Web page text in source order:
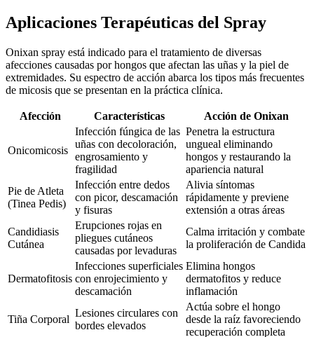
Aplicaciones Terapéuticas del Spray
Onixan spray está indicado para el tratamiento de diversas
afecciones causadas por hongos que afectan las uñas y la piel de
extremidades. Su espectro de acción abarca los tipos más frecuentes
de micosis que se presentan en la práctica clínica.
Afección Características Acción de Onixan
Onicomicosis
Infección fúngica de las
uñas con decoloración,
engrosamiento y
fragilidad
Penetra la estructura
ungueal eliminando
hongos y restaurando la
apariencia natural
Pie de Atleta
(Tinea Pedis)
Infección entre dedos
con picor, descamación
y fisuras
Alivia síntomas
rápidamente y previene
extensión a otras áreas
Candidiasis
Cutánea
Erupciones rojas en
pliegues cutáneos
causadas por levaduras
Calma irritación y combate
la proliferación de Candida
Dermatofitosis
Infecciones superficiales
con enrojecimiento y
descamación
Elimina hongos
dermatofitos y reduce
inflamación
Tiña Corporal
Lesiones circulares con
bordes elevados
Actúa sobre el hongo
desde la raíz favoreciendo
recuperación completa